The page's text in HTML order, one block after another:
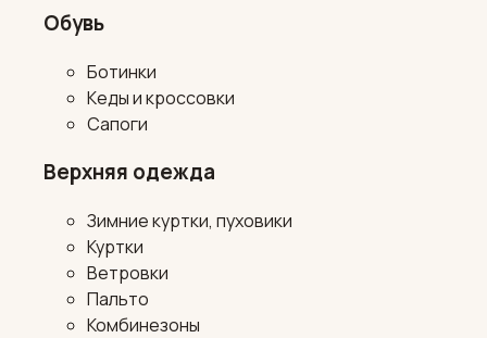
Обувь
Ботинки
Кеды и кроссовки
Сапоги
Верхняя одежда
Зимние куртки, пуховики
Куртки
Ветровки
Пальто
Комбинезоны